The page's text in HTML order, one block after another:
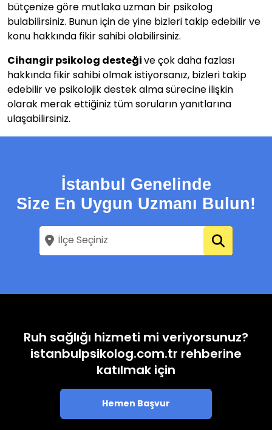
bütçenize göre mutlaka uzman bir psikolog
bulabilirsiniz. Bunun için de yine bizleri takip edebilir ve
konu hakkında fikir sahibi olabilirsiniz.
Cihangir psikolog desteği ve çok daha fazlası
hakkında fikir sahibi olmak istiyorsanız, bizleri takip
edebilir ve psikolojik destek alma sürecine ilişkin
olarak merak ettiğiniz tüm soruların yanıtlarına
ulaşabilirsiniz.
İstanbul Genelinde
Size En Uygun Uzmanı Bulun!
Ruh sağlığı hizmeti mi veriyorsunuz?
istanbulpsikolog.com.tr rehberine
katılmak için
Hemen Başvur